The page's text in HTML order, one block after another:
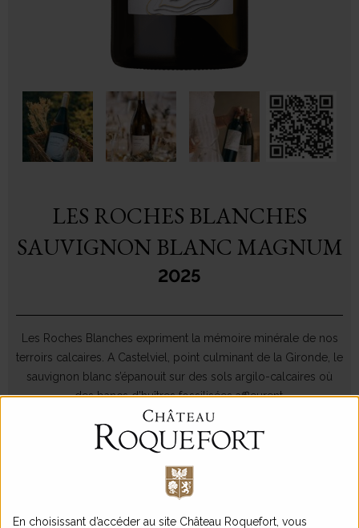
LES ROCHES BLANCHES
SAUVIGNON BLANC MAGNUM
2025
Les Roches Blanches expriment la mémoire minérale de nos
terroirs calcaires. A Castelviel, point culminant de la Gironde, le
sauvignon blanc s’épanouit sur des sols argilo-calcaires où
des bancs d’huîtres fossilisées affleurent.
Culture de la vigne en agriculture biologique.
AOC Bordeaux Blanc
Encépagement 100%
En choisissant d’accéder au site Château Roquefort, vous